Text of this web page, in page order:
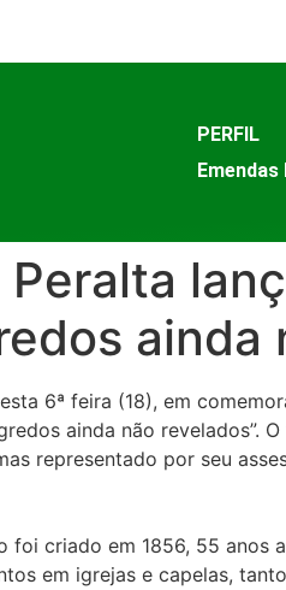
PERFIL
Peralta
ainda
6ª feira (18), em
ainda não revelados”.
representado por seu
foi criado em 1856, 55 anos
em igrejas e capelas,